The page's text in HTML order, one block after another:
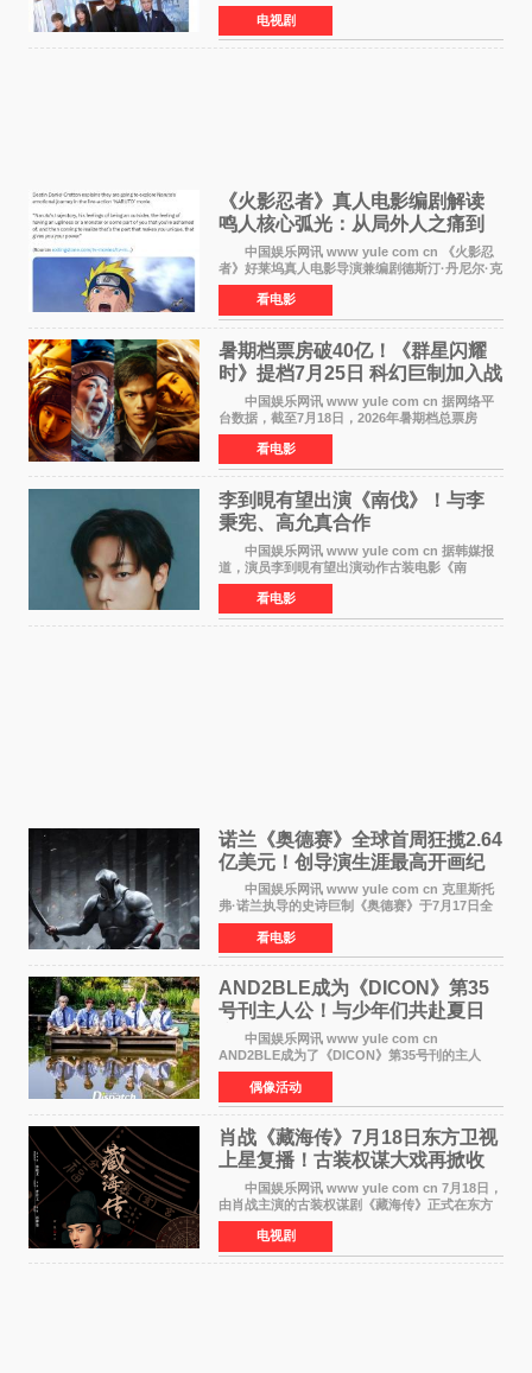
制作传闻划清界限，表示尚无定论。然而，业界
却有传闻称已就《铁拳教育》第二季的制作展开
了讨论——《
电视剧
《火影忍者》真人电影编剧解读
鸣人核心弧光：从局外人之痛到
自我觉醒
中国娱乐网讯 www yule com cn 《火影忍
者》好莱坞真人电影导演兼编剧德斯汀·丹尼尔·克
雷顿近日在采访中分享了对主角鸣人成长弧光的
理解，透露电影将深入探索鸣人作为局外人的情
感历程。
看电影
暑期档票房破40亿！《群星闪耀
时》提档7月25日 科幻巨制加入战
中国娱乐网讯 www yule com cn 据网络平
台数据，截至7月18日，2026年暑期档总票房
（含预售）已正式突破40亿元大关，年度总票房
也随之逼近197亿元。超百部中外佳片同台竞技，
点燃了盛夏的电
看电影
李到晛有望出演《南伐》！与李
秉宪、高允真合作
中国娱乐网讯 www yule com cn 据韩媒报
道，演员李到晛有望出演动作古装电影《南
伐》，与李秉宪、高允真合作，引发关注。
该片为动作古装片，讲述朝鲜初期，为了解救被
倭寇绑走的俘虏，9
看电影
诺兰《奥德赛》全球首周狂揽2.64
亿美元！创导演生涯最高开画纪
中国娱乐网讯 www yule com cn 克里斯托
弗·诺兰执导的史诗巨制《奥德赛》于7月17日全
球上映，首周末票房表现远超预期——北美首周
三天粗报1 245亿美元（开画3919馆），全球首周
2 641亿美元
看电影
AND2BLE成为《DICON》第35
号刊主人公！与少年们共赴夏日
之约
中国娱乐网讯 www yule com cn
AND2BLE成为了《DICON》第35号刊的主人
公，本期标题为And The Summer。作为出道后
首次担任杂志画报主角的完整体，AND2BLE用清
澈的少年感与全新的夏天相遇了
偶像活动
肖战《藏海传》7月18日东方卫视
上星复播！古装权谋大戏再掀收
视热潮
中国娱乐网讯 www yule com cn 7月18日，
由肖战主演的古装权谋剧《藏海传》正式在东方
卫视上星复播，引发广泛关注。该剧此前已在网
络平台播出，凭借精良制作和紧凑剧情收获不俗
口碑，此次上
电视剧